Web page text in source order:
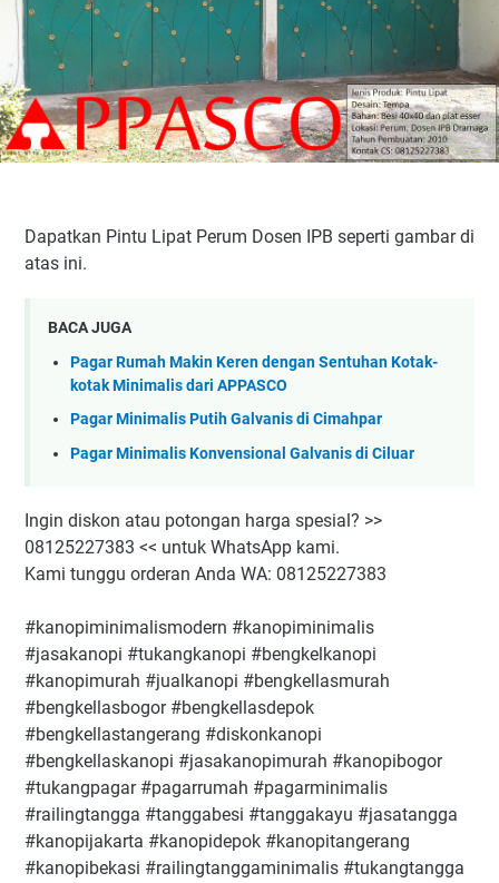
Dapatkan Pintu Lipat Perum Dosen IPB seperti gambar di
atas ini.
BACA JUGA
Pagar Rumah Makin Keren dengan Sentuhan Kotak-
kotak Minimalis dari APPASCO
Pagar Minimalis Putih Galvanis di Cimahpar
Pagar Minimalis Konvensional Galvanis di Ciluar
Ingin diskon atau potongan harga spesial? >>
08125227383 << untuk WhatsApp kami.
Kami tunggu orderan Anda WA: 08125227383
#kanopiminimalismodern #kanopiminimalis
#jasakanopi #tukangkanopi #bengkelkanopi
#kanopimurah #jualkanopi #bengkellasmurah
#bengkellasbogor #bengkellasdepok
#bengkellastangerang #diskonkanopi
#bengkellaskanopi #jasakanopimurah #kanopibogor
#tukangpagar #pagarrumah #pagarminimalis
#railingtangga #tanggabesi #tanggakayu #jasatangga
#kanopijakarta #kanopidepok #kanopitangerang
#kanopibekasi #railingtanggaminimalis #tukangtangga